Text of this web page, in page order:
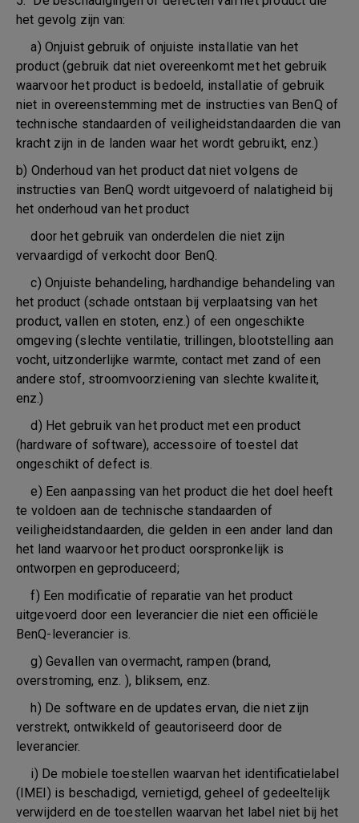
het gevolg zijn van:
a) Onjuist gebruik of onjuiste installatie van het
product (gebruik dat niet overeenkomt met het gebruik
waarvoor het product is bedoeld, installatie of gebruik
niet in overeenstemming met de instructies van BenQ of
technische standaarden of veiligheidstandaarden die van
kracht zijn in de landen waar het wordt gebruikt, enz.)
b) Onderhoud van het product dat niet volgens de
instructies van BenQ wordt uitgevoerd of nalatigheid bij
het onderhoud van het product
door het gebruik van onderdelen die niet zijn
vervaardigd of verkocht door BenQ.
c) Onjuiste behandeling, hardhandige behandeling van
het product (schade ontstaan bij verplaatsing van het
product, vallen en stoten, enz.) of een ongeschikte
omgeving (slechte ventilatie, trillingen, blootstelling aan
vocht, uitzonderlijke warmte, contact met zand of een
andere stof, stroomvoorziening van slechte kwaliteit,
enz.)
d) Het gebruik van het product met een product
(hardware of software), accessoire of toestel dat
ongeschikt of defect is.
e) Een aanpassing van het product die het doel heeft
te voldoen aan de technische standaarden of
veiligheidstandaarden, die gelden in een ander land dan
het land waarvoor het product oorspronkelijk is
ontworpen en geproduceerd;
f) Een modificatie of reparatie van het product
uitgevoerd door een leverancier die niet een officiële
BenQ-leverancier is.
g) Gevallen van overmacht, rampen (brand,
overstroming, enz. ), bliksem, enz.
h) De software en de updates ervan, die niet zijn
verstrekt, ontwikkeld of geautoriseerd door de
leverancier.
i) De mobiele toestellen waarvan het identificatielabel
(IMEI) is beschadigd, vernietigd, geheel of gedeeltelijk
verwijderd en de toestellen waarvan het label niet bij het